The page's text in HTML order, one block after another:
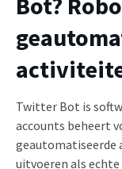
Twitter Bot is
accounts beheert
geautomatiseerde
uitvoeren als